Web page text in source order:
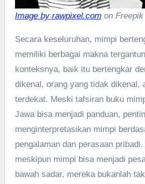
Image by rawpixel.comon Freepik
Secara keseluruhan, mimpi
memiliki berbagai makna
konteksnya, baik itu bertengkar
dikenal, orang yang tidak dikenal,
terdekat. Meski tafsiran buku
Jawa bisa menjadi panduan,
menginterpretasikan mimpi
pengalaman dan perasaan
meskipun mimpi bisa menjadi
bawah sadar, mereka bukanlah